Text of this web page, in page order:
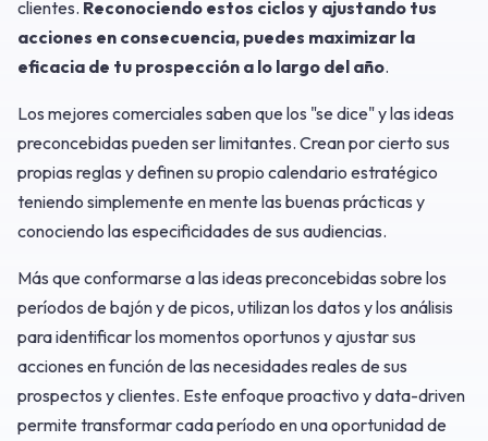
clientes. Reconociendo estos ciclos y ajustando tus
acciones en consecuencia, puedes maximizar la
eficacia de tu prospección a lo largo del año.
Los mejores comerciales saben que los "se dice" y las ideas
preconcebidas pueden ser limitantes. Crean por cierto sus
propias reglas y definen su propio calendario estratégico
teniendo simplemente en mente las buenas prácticas y
conociendo las especificidades de sus audiencias.
Más que conformarse a las ideas preconcebidas sobre los
períodos de bajón y de picos, utilizan los datos y los análisis
para identificar los momentos oportunos y ajustar sus
acciones en función de las necesidades reales de sus
prospectos y clientes. Este enfoque proactivo y data-driven
permite transformar cada período en una oportunidad de